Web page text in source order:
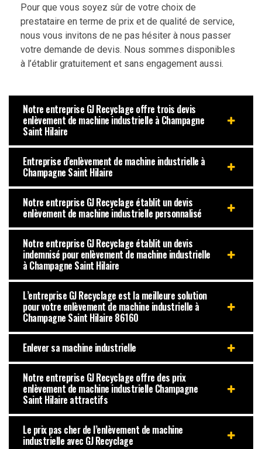
Pour que vous soyez sûr de votre choix de
prestataire en terme de prix et de qualité de service,
nous vous invitons de ne pas hésiter à nous passer
votre demande de devis. Nous sommes disponibles
à l’établir gratuitement et sans engagement aussi.
Notre entreprise GJ Recyclage offre trois devis
enlèvement de machine industrielle à Champagne
Saint Hilaire
Entreprise d’enlèvement de machine industrielle à
Champagne Saint Hilaire
Notre entreprise GJ Recyclage établit un devis
enlèvement de machine industrielle personnalisé
Notre entreprise GJ Recyclage établit un devis
indemnisé pour enlèvement de machine industrielle
à Champagne Saint Hilaire
L’entreprise GJ Recyclage est la meilleure solution
pour votre enlèvement de machine industrielle à
Champagne Saint Hilaire 86160
Enlever sa machine industrielle
Notre entreprise GJ Recyclage offre des prix
enlèvement de machine industrielle Champagne
Saint Hilaire attractifs
Le prix pas cher de l’enlèvement de machine
industrielle avec GJ Recyclage